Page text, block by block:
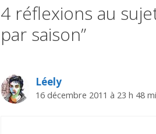
4 réflexions au
par saison”
Léely
16 décembre 2011 à 23 h 48